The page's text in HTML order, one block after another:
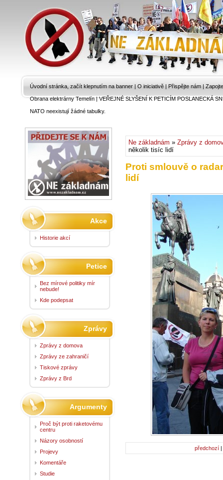
Úvodní stránka, začít klepnutím na banner | O iniciativě | Přispějte nám |
Obrana elektrárny Temelín|VEŘEJNÉ SLYŠENÍ K PETICÍM POSLANECKÁ
NATO neexistují žádné tabulky.
Ne základnám » Zprávy z
několik tisíc lidí
Proti smlouvě o
lidí
předchozí |
Akce
Historie akcí
Petice
Bez mírové politiky mír
nebude!
Kde podepsat
Zprávy
Zprávy z domova
Zprávy ze zahraničí
Tiskové zprávy
Zprávy z Brd
Argumenty
Proč být proti raketovému
centru
Názory osobností
Projevy
Komentáře
Studie